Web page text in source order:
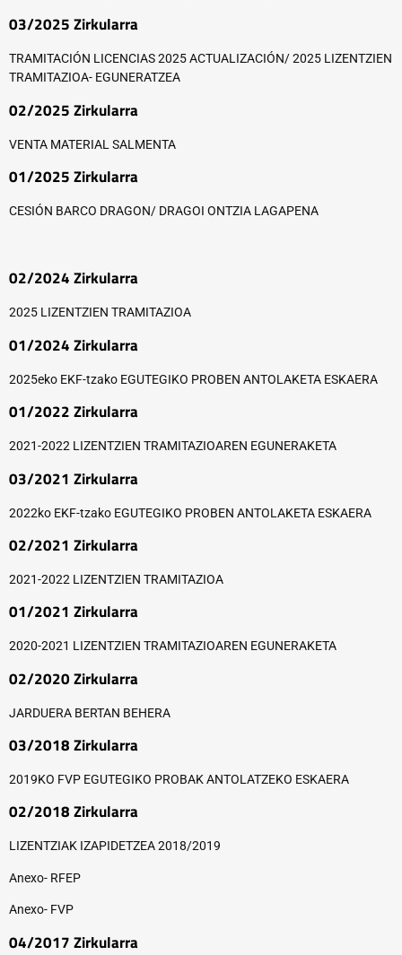
03/2025 Zirkularra
TRAMITACIÓN LICENCIAS 2025 ACTUALIZACIÓN/ 2025 LIZENTZIEN
TRAMITAZIOA- EGUNERATZEA
02/2025 Zirkularra
VENTA MATERIAL SALMENTA
01/2025 Zirkularra
CESIÓN BARCO DRAGON/ DRAGOI ONTZIA LAGAPENA
02/2024 Zirkularra
2025 LIZENTZIEN TRAMITAZIOA
01/2024 Zirkularra
2025eko EKF-tzako EGUTEGIKO PROBEN ANTOLAKETA ESKAERA
01/2022 Zirkularra
2021-2022 LIZENTZIEN TRAMITAZIOAREN EGUNERAKETA
03/2021 Zirkularra
2022ko EKF-tzako EGUTEGIKO PROBEN ANTOLAKETA ESKAERA
02/2021 Zirkularra
2021-2022 LIZENTZIEN TRAMITAZIOA
01/2021 Zirkularra
2020-2021 LIZENTZIEN TRAMITAZIOAREN EGUNERAKETA
02/2020 Zirkularra
JARDUERA BERTAN BEHERA
03/2018 Zirkularra
2019KO FVP EGUTEGIKO PROBAK ANTOLATZEKO ESKAERA
02/2018 Zirkularra
LIZENTZIAK IZAPIDETZEA 2018/2019
Anexo- RFEP
Anexo- FVP
04/2017 Zirkularra